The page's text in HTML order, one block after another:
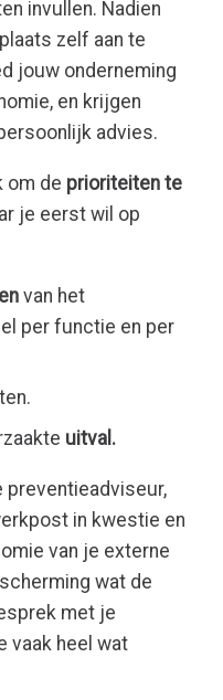
invullen. Nadien
zelf aan te
jouw onderneming
en krijgen
advies.
om de prioriteiten te
je eerst wil op
van het
per functie en per
uitval.
preventieadviseur,
in kwestie en
van je externe
wat de
met je
vaak heel wat